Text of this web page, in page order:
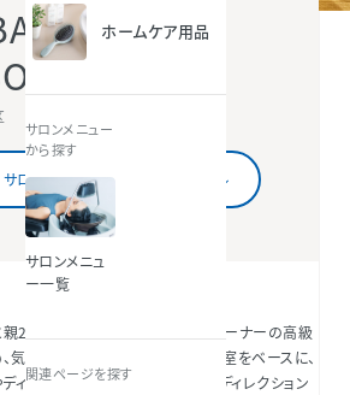
ホームケア用品
サロンメニュー
から探す
サロンメニュ
ー一覧
関連ページを探す
サロン情報を詳しくみる
2代による西葛西にある老舗。オーナーの高級
気品のある空間を目指した。半個室をベースに、
ィテールに、レトロな小物などでディレクション